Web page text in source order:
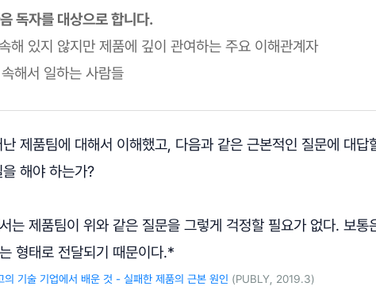
독자를 대상으로 합니다.
해 있지 않지만 제품에 깊이 관여하는 주요 이해관계자
해서 일하는 사람들
제품팀에 대해서 이해했고, 다음과 같은 근본적인 질문에 대답
해야 하는가?
는 제품팀이 위와 같은 질문을 그렇게 걱정할 필요가 없다. 보통
형태로 전달되기 때문이다.*
의 기술 기업에서 배운 것 - 실패한 제품의 근본 원인 (PUBLY, 2019.3)